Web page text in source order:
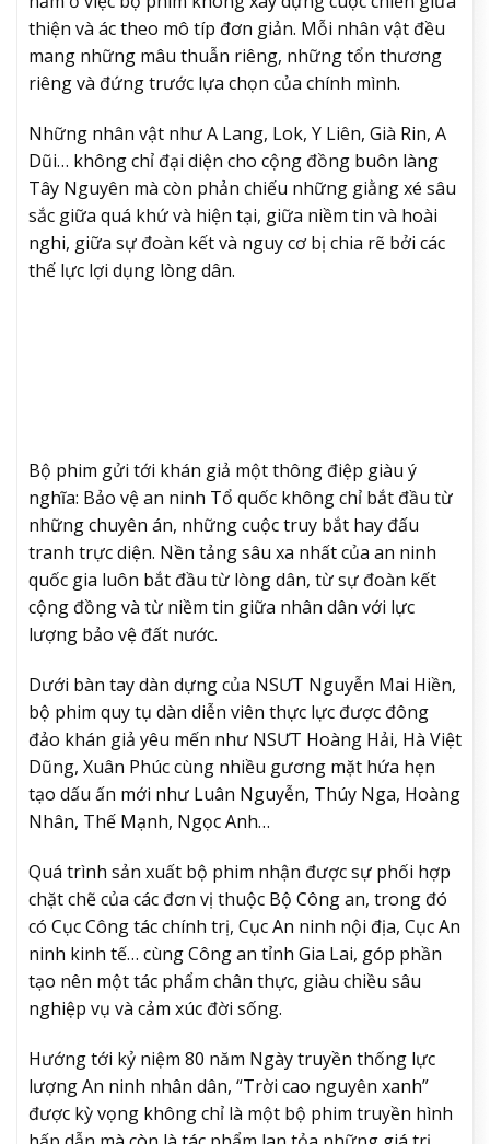
thiện và ác theo mô típ đơn giản. Mỗi nhân vật đều
mang những mâu thuẫn riêng, những tổn thương
riêng và đứng trước lựa chọn của chính mình.
Những nhân vật như A Lang, Lok, Y Liên, Già Rin, A
Dũi… không chỉ đại diện cho cộng đồng buôn làng
Tây Nguyên mà còn phản chiếu những giằng xé sâu
sắc giữa quá khứ và hiện tại, giữa niềm tin và hoài
nghi, giữa sự đoàn kết và nguy cơ bị chia rẽ bởi các
thế lực lợi dụng lòng dân.
Bộ phim gửi tới khán giả một thông điệp giàu ý
nghĩa: Bảo vệ an ninh Tổ quốc không chỉ bắt đầu từ
những chuyên án, những cuộc truy bắt hay đấu
tranh trực diện. Nền tảng sâu xa nhất của an ninh
quốc gia luôn bắt đầu từ lòng dân, từ sự đoàn kết
cộng đồng và từ niềm tin giữa nhân dân với lực
lượng bảo vệ đất nước.
Dưới bàn tay dàn dựng của NSƯT Nguyễn Mai Hiền,
bộ phim quy tụ dàn diễn viên thực lực được đông
đảo khán giả yêu mến như NSƯT Hoàng Hải, Hà Việt
Dũng, Xuân Phúc cùng nhiều gương mặt hứa hẹn
tạo dấu ấn mới như Luân Nguyễn, Thúy Nga, Hoàng
Nhân, Thế Mạnh, Ngọc Anh…
Quá trình sản xuất bộ phim nhận được sự phối hợp
chặt chẽ của các đơn vị thuộc Bộ Công an, trong đó
có Cục Công tác chính trị, Cục An ninh nội địa, Cục An
ninh kinh tế… cùng Công an tỉnh Gia Lai, góp phần
tạo nên một tác phẩm chân thực, giàu chiều sâu
nghiệp vụ và cảm xúc đời sống.
Hướng tới kỷ niệm 80 năm Ngày truyền thống lực
lượng An ninh nhân dân, “Trời cao nguyên xanh”
được kỳ vọng không chỉ là một bộ phim truyền hình